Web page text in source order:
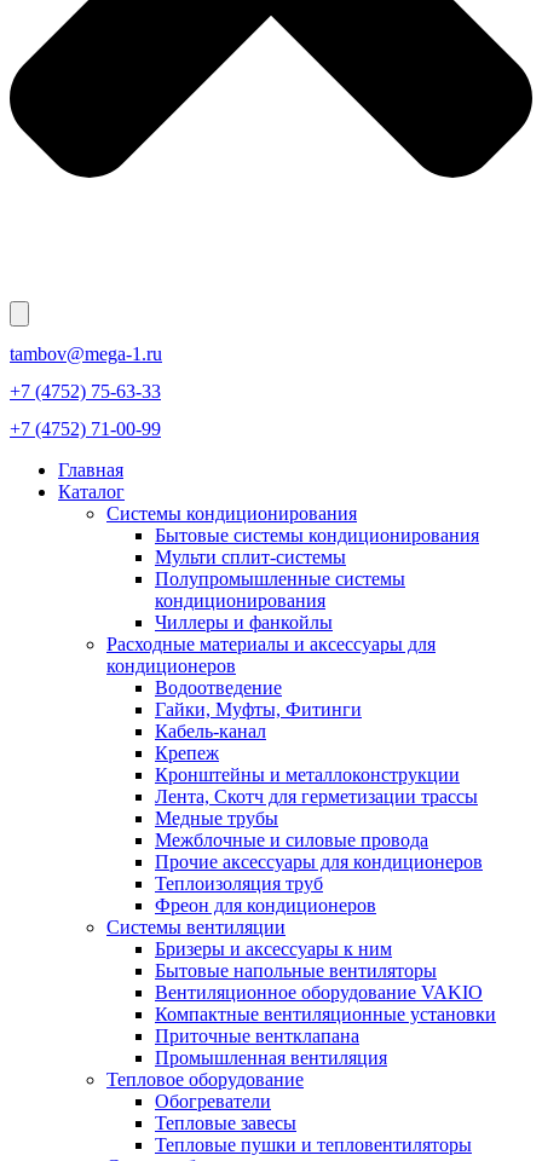
tambov@mega-1.ru
+7 (4752) 75-63-33
+7 (4752) 71-00-99
Главная
Каталог
Системы кондиционирования
Бытовые системы кондиционирования
Мульти сплит-системы
Полупромышленные системы
кондиционирования
Чиллеры и фанкойлы
Расходные материалы и аксессуары для
кондиционеров
Водоотведение
Гайки, Муфты, Фитинги
Кабель-канал
Крепеж
Кронштейны и металлоконструкции
Лента, Скотч для герметизации трассы
Медные трубы
Межблочные и силовые провода
Прочие аксессуары для кондиционеров
Теплоизоляция труб
Фреон для кондиционеров
Системы вентиляции
Бризеры и аксессуары к ним
Бытовые напольные вентиляторы
Вентиляционное оборудование VAKIO
Компактные вентиляционные установки
Приточные вентклапана
Промышленная вентиляция
Тепловое оборудование
Обогреватели
Тепловые завесы
Тепловые пушки и тепловентиляторы